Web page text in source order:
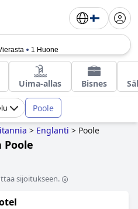
1 Huone
Uima-allas Bisnes
Poole
> Englanti > Poole
sijoitukseen.